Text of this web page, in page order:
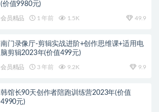
(价值9980元)
会员精品 1 年前 1.5K 49.9
南门录像厅-剪辑实战进阶+创作思维课+适用电
脑剪辑2023年(价值499元)
会员精品 3 年前 9.2K 9.9
韩馆长90天创作者陪跑训练营2023年(价值
4990元)